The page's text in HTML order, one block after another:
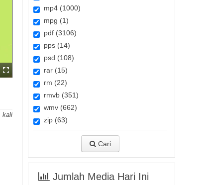
mp4 (1000)
mpg (1)
pdf (3106)
pps (14)
psd (108)
rar (15)
rm (22)
rmvb (351)
wmv (662)
zip (63)
Cari
Jumlah Media Hari Ini